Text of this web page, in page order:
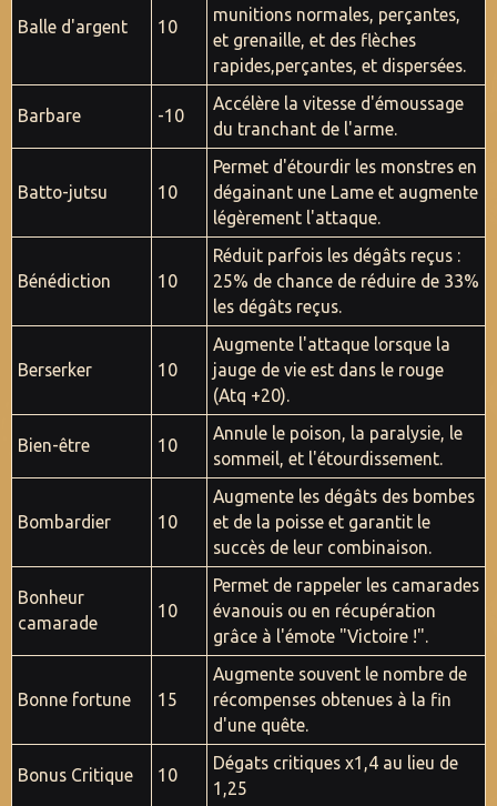
Balle d'argent 10
munitions normales, perçantes,
et grenaille, et des flèches
rapides,perçantes, et dispersées.
Barbare -10
Accélère la vitesse d'émoussage
du tranchant de l'arme.
Batto-jutsu 10
Permet d'étourdir les monstres en
dégainant une Lame et augmente
légèrement l'attaque.
Bénédiction 10
Réduit parfois les dégâts reçus :
25% de chance de réduire de 33%
les dégâts reçus.
Berserker 10
Augmente l'attaque lorsque la
jauge de vie est dans le rouge
(Atq +20).
Bien-être 10
Annule le poison, la paralysie, le
sommeil, et l'étourdissement.
Bombardier 10
Augmente les dégâts des bombes
et de la poisse et garantit le
succès de leur combinaison.
Bonheur
camarade
10
Permet de rappeler les camarades
évanouis ou en récupération
grâce à l'émote "Victoire !".
Bonne fortune 15
Augmente souvent le nombre de
récompenses obtenues à la fin
d'une quête.
Bonus Critique 10
Dégats critiques x1,4 au lieu de
1,25